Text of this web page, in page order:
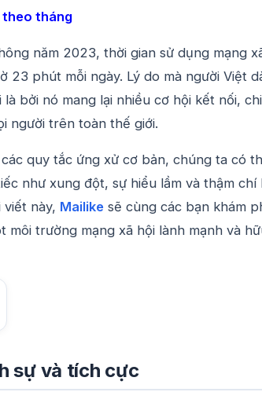
theo tháng
năm 2023, thời gian sử dụng mạng
23 phút mỗi ngày. Lý do mà người Việt
bởi nó mang lại nhiều cơ hội kết nối,
người trên toàn thế giới.
quy tắc ứng xử cơ bản, chúng ta có
như xung đột, sự hiểu lầm và thậm chí
viết này, Mailike sẽ cùng các bạn khám
môi trường mạng xã hội lành mạnh và
sự và tích cực